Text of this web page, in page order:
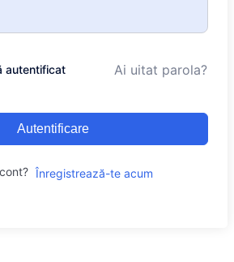
autentificat Ai uitat parola?
Autentificare
Înregistrează-te acum